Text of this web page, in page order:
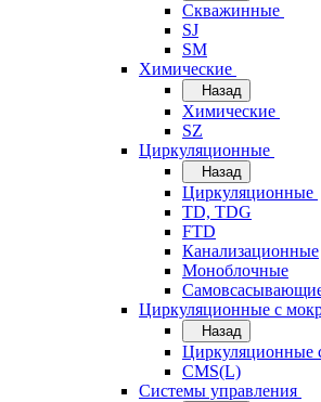
Скважинные
SJ
SM
Химические
Назад
Химические
SZ
Циркуляционные
Назад
Циркуляционные
TD, TDG
FTD
Канализационные
Моноблочные
Циркуляционные с
Назад
Циркуляционные
CMS(L)
Системы управления